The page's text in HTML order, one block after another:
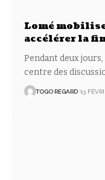
Lomé
accélérer la
Pendant deux
centre des
TOGO REGARD 13